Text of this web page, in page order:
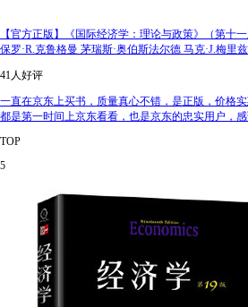
【官方正版】《国际经济学：理论与政策》（第十
保罗·R.克鲁格曼 茅瑞斯·奥伯斯法尔德 马克·J.梅里兹
41人好评
一直在京东上买书，质量真心不错，是正版，价格
都是第一时间上京东看看，也是京东的忠实用户，
TOP
5